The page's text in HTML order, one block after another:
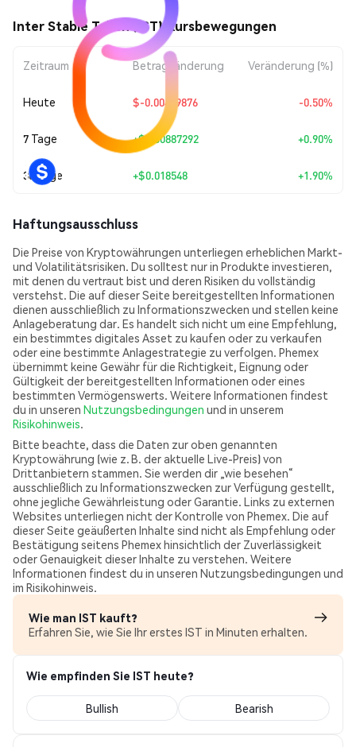
Inter Stable Token (IST) Kursbewegungen
Zeitraum Betragsänderung Veränderung (%)
Heute $-0.00499876 -0.50%
7 Tage +$0.00887292 +0.90%
30 Tage +$0.018548 +1.90%
Haftungsausschluss
Die Preise von Kryptowährungen unterliegen erheblichen Markt-
und Volatilitätsrisiken. Du solltest nur in Produkte investieren,
mit denen du vertraut bist und deren Risiken du vollständig
verstehst. Die auf dieser Seite bereitgestellten Informationen
dienen ausschließlich zu Informationszwecken und stellen keine
Anlageberatung dar. Es handelt sich nicht um eine Empfehlung,
ein bestimmtes digitales Asset zu kaufen oder zu verkaufen
oder eine bestimmte Anlagestrategie zu verfolgen. Phemex
übernimmt keine Gewähr für die Richtigkeit, Eignung oder
Gültigkeit der bereitgestellten Informationen oder eines
bestimmten Vermögenswerts. Weitere Informationen findest
du in unseren Nutzungsbedingungen und in unserem
Risikohinweis.
Bitte beachte, dass die Daten zur oben genannten
Kryptowährung (wie z. B. der aktuelle Live-Preis) von
Drittanbietern stammen. Sie werden dir „wie besehen“
ausschließlich zu Informationszwecken zur Verfügung gestellt,
ohne jegliche Gewährleistung oder Garantie. Links zu externen
Websites unterliegen nicht der Kontrolle von Phemex. Die auf
dieser Seite geäußerten Inhalte sind nicht als Empfehlung oder
Bestätigung seitens Phemex hinsichtlich der Zuverlässigkeit
oder Genauigkeit dieser Inhalte zu verstehen. Weitere
Informationen findest du in unseren Nutzungsbedingungen und
im Risikohinweis.
Wie man IST kauft?
Erfahren Sie, wie Sie Ihr erstes IST in Minuten erhalten.
Wie empfinden Sie IST heute?
Bullish Bearish